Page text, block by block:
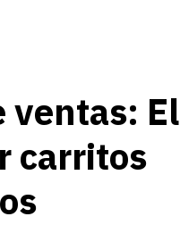
ventas: El
carritos